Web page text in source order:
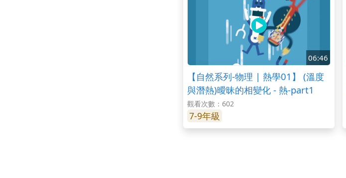
06:46
【自然系列-物理 | 熱學01】 (溫度
與潛熱)曖昧的相變化 - 熱-part1
觀看次數：602
7-9年級